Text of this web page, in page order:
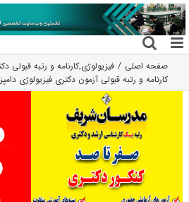
رفتن
به
محتوا
صفحه اصلی فیزیولوژی,کارنامه و رتبه قبولی
کارنامه و رتبه قبولی آزمون دکتری ﻓﻴﺰﻳﻮﻟﻮژی